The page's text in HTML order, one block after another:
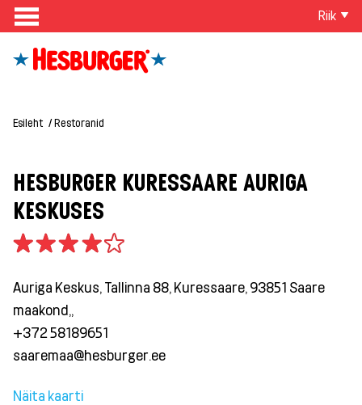
Riik
Esileht Restoranid
HESBURGER KURESSAARE AURIGA
KESKUSES
Auriga Keskus, Tallinna 88, Kuressaare, 93851 Saare
maakond,,
+372 58189651
saaremaa@hesburger.ee
Näita kaarti